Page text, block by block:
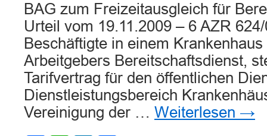
BAG zum Freizeitausgleich für
Urteil vom 19.11.2009 – 6 AZR
Beschäftigte in einem
Arbeitgebers Bereitschaftsdienst,
Tarifvertrag für den öffentlichen
Dienstleistungsbereich
Vereinigung der … Weiterlesen →